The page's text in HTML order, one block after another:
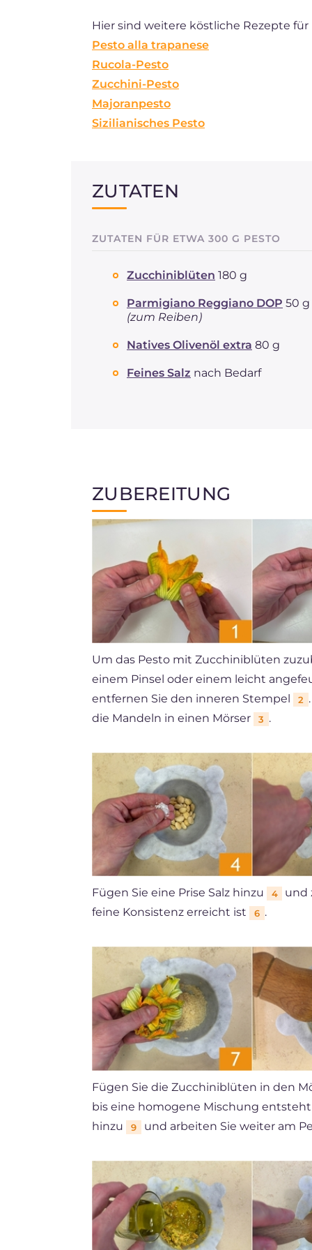
Hier sind weitere köstliche Rezepte für
Pesto alla trapanese
Rucola-Pesto
Zucchini-Pesto
Majoranpesto
Sizilianisches Pesto
ZUTATEN
ZUTATEN FÜR ETWA 300 G PESTO
Zucchiniblüten 180 g
Parmigiano Reggiano DOP 50 g
(zum Reiben)
Natives Olivenöl extra 80 g
Feines Salz nach Bedarf
ZUBEREITUNG
Um das Pesto mit Zucchiniblüten
einem Pinsel oder einem leicht
entfernen Sie den inneren Stempel
2
die Mandeln in einen Mörser
3 .
Fügen Sie eine Prise Salz hinzu 4
und
feine Konsistenz erreicht ist
6 .
Fügen Sie die Zucchiniblüten in den
bis eine homogene Mischung
hinzu
9 und arbeiten Sie weiter am